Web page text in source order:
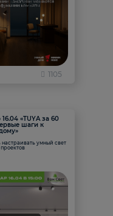
1105
«TUYA за 60
шаги к
настраивать умный свет